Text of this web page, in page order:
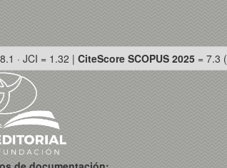
· JCI = 1.32 | CiteScore SCOPUS 2025 = 7.3